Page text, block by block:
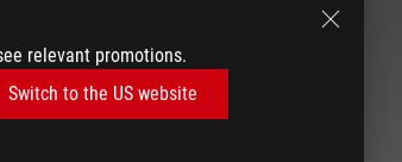
relevant promotions.
Switch to the US website
perfecto de la
PSU